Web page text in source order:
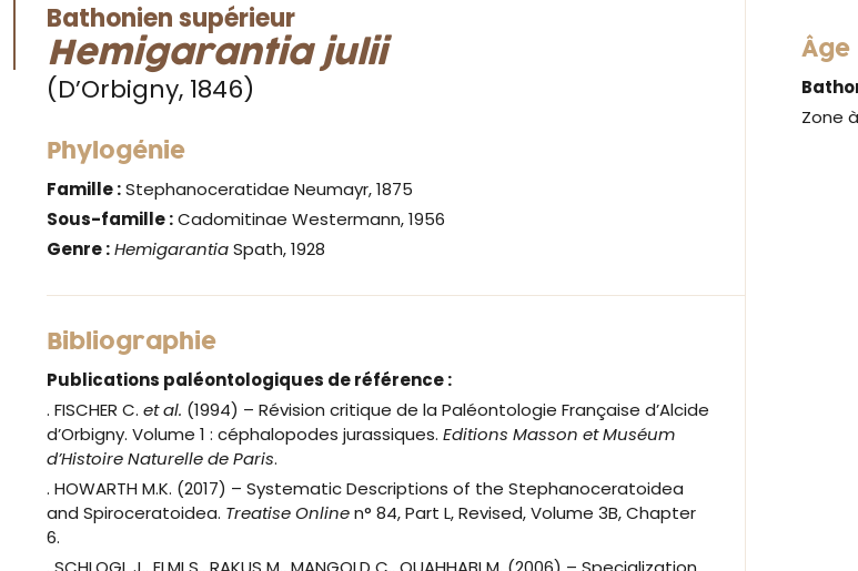
Bathonien supérieur
Hemigarantia julii
(D’Orbigny, 1846)
Phylogénie
Famille :Stephanoceratidae Neumayr, 1875
Sous-famille :Cadomitinae Westermann, 1956
Genre :HemigarantiaSpath, 1928
Bibliographie
Publications paléontologiques de référence :
. FISCHER C. et al. (1994) – Révision critique de la Paléontologie Française d’Alcide
d’Orbigny. Volume 1 : céphalopodes jurassiques. Editions Masson et Muséum
d’Histoire Naturelle de Paris.
. HOWARTH M.K. (2017) – Systematic Descriptions of the Stephanoceratoidea
and Spiroceratoidea. Treatise Onlinen° 84, Part L, Revised, Volume 3B, Chapter
6.
Âge
Zone